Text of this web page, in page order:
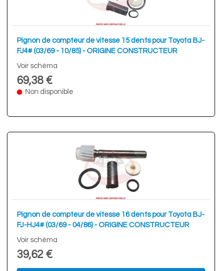
Pignon de compteur de vitesse 15 dents pour Toyota BJ-
FJ4# (03/69 - 10/85) - ORIGINE CONSTRUCTEUR
Voir schéma
69,38 €
Non disponible
Pignon de compteur de vitesse 16 dents pour Toyota BJ-
FJ-HJ4# (03/69 - 04/86) - ORIGINE CONSTRUCTEUR
Voir schéma
39,62 €